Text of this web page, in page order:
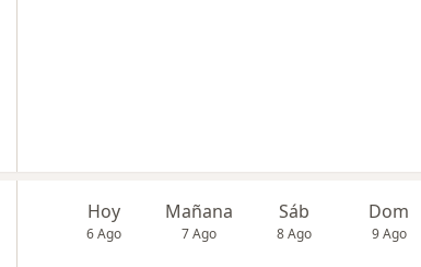
Hoy
6 Ago
Mañana
7 Ago
Sáb
8 Ago
Dom
9 Ago